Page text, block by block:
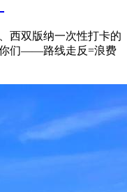
西双版纳一次性打卡的
你们——路线走反=浪费